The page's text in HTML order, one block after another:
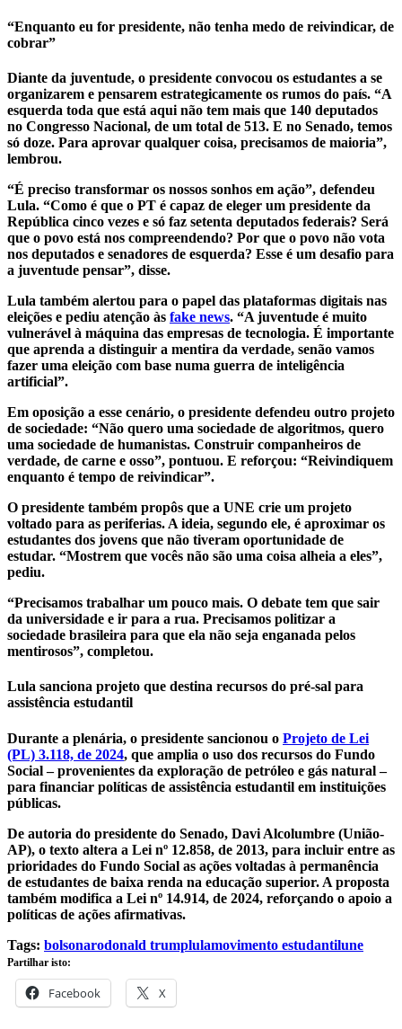
“Enquanto eu for presidente, não tenha medo de reivindicar, de
cobrar”
Diante da juventude, o presidente convocou os estudantes a se
organizarem e pensarem estrategicamente os rumos do país. “A
esquerda toda que está aqui não tem mais que 140 deputados
no Congresso Nacional, de um total de 513. E no Senado, temos
só doze. Para aprovar qualquer coisa, precisamos de maioria”,
lembrou.
“É preciso transformar os nossos sonhos em ação”, defendeu
Lula. “Como é que o PT é capaz de eleger um presidente da
República cinco vezes e só faz setenta deputados federais? Será
que o povo está nos compreendendo? Por que o povo não vota
nos deputados e senadores de esquerda? Esse é um desafio para
a juventude pensar”, disse.
Lula também alertou para o papel das plataformas digitais nas
eleições e pediu atenção às fake news. “A juventude é muito
vulnerável à máquina das empresas de tecnologia. É importante
que aprenda a distinguir a mentira da verdade, senão vamos
fazer uma eleição com base numa guerra de inteligência
artificial”.
Em oposição a esse cenário, o presidente defendeu outro projeto
de sociedade: “Não quero uma sociedade de algoritmos, quero
uma sociedade de humanistas. Construir companheiros de
verdade, de carne e osso”, pontuou. E reforçou: “Reivindiquem
enquanto é tempo de reivindicar”.
O presidente também propôs que a UNE crie um projeto
voltado para as periferias. A ideia, segundo ele, é aproximar os
estudantes dos jovens que não tiveram oportunidade de
estudar. “Mostrem que vocês não são uma coisa alheia a eles”,
pediu.
“Precisamos trabalhar um pouco mais. O debate tem que sair
da universidade e ir para a rua. Precisamos politizar a
sociedade brasileira para que ela não seja enganada pelos
mentirosos”, completou.
Lula sanciona projeto que destina recursos do pré-sal para
assistência estudantil
Durante a plenária, o presidente sancionou o Projeto de Lei
(PL) 3.118, de 2024, que amplia o uso dos recursos do Fundo
Social – provenientes da exploração de petróleo e gás natural –
para financiar políticas de assistência estudantil em instituições
públicas.
De autoria do presidente do Senado, Davi Alcolumbre (União-
AP), o texto altera a Lei nº 12.858, de 2013, para incluir entre as
prioridades do Fundo Social as ações voltadas à permanência
de estudantes de baixa renda na educação superior. A proposta
também modifica a Lei nº 14.914, de 2024, reforçando o apoio a
políticas de ações afirmativas.
Tags: bolsonarodonald trumplulamovimento estudantilune
Partilhar isto:
Facebook X